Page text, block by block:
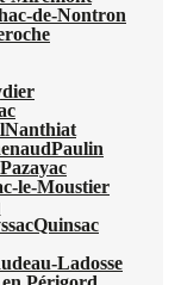
de-Nontron
Nanthiat
Paulin
Pazayac
le-Moustier
Quinsac
Ladosse